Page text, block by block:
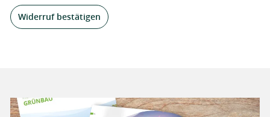
Widerruf bestätigen